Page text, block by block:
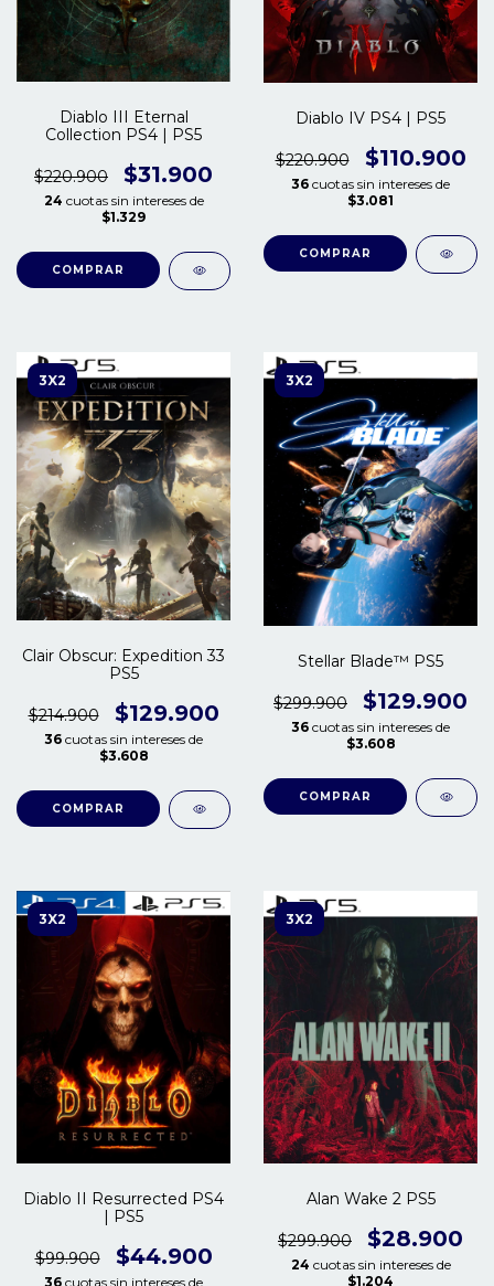
Diablo III Eternal
Collection PS4 | PS5
$220.900 $31.900
24 cuotas sin intereses de
$1.329
COMPRAR
Diablo IV PS4 | PS5
$220.900 $110.900
36 cuotas sin intereses de
$3.081
COMPRAR
3X2
Clair Obscur: Expedition 33
PS5
$214.900 $129.900
36 cuotas sin intereses de
$3.608
COMPRAR
3X2
Stellar Blade™ PS5
$299.900 $129.900
36 cuotas sin intereses de
$3.608
COMPRAR
3X2
Diablo II Resurrected PS4
| PS5
$99.900 $44.900
36 cuotas sin intereses de
3X2
Alan Wake 2 PS5
$299.900 $28.900
24 cuotas sin intereses de
$1.204